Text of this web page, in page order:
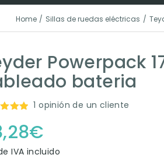
Home Sillas de ruedas eléctricas
Powerpack
bateria
5.00
en
1 opinión de un cliente
€
IVA incluido